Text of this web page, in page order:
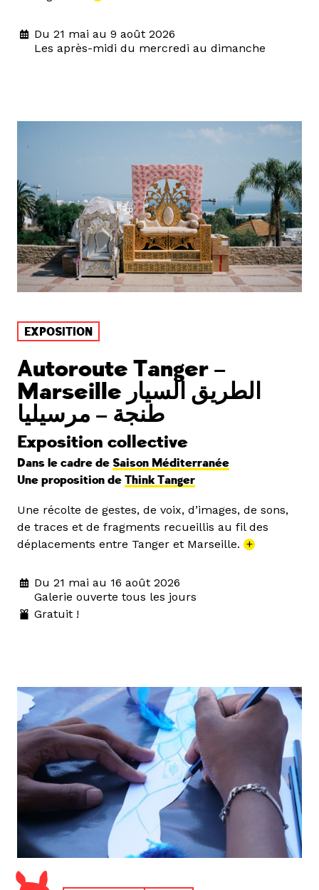
Du 21 mai au 9 août 2026
Les après-midi du mercredi au dimanche
EXPOSITION
Autoroute Tanger –
Marseille الطريق السيار
طنجة – مرسيليا
Exposition collective
Dans le cadre de Saison Méditerranée
Une proposition de Think Tanger
Une récolte de gestes, de voix, d’images, de sons,
de traces et de fragments recueillis au fil des
déplacements entre Tanger et Marseille. +
Du 21 mai au 16 août 2026
Galerie ouverte tous les jours
Gratuit !